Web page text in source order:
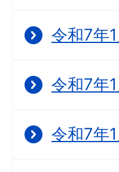
令和7年
令和7年
令和7年